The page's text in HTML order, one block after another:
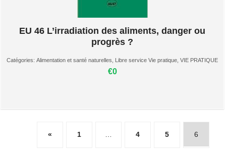
EU 46 L’irradiation des aliments, danger ou
progrès ?
Catégories: Alimentation et santé naturelles Libre service Vie pratique VIE PRATIQUE
€0
« 1 4 5 6